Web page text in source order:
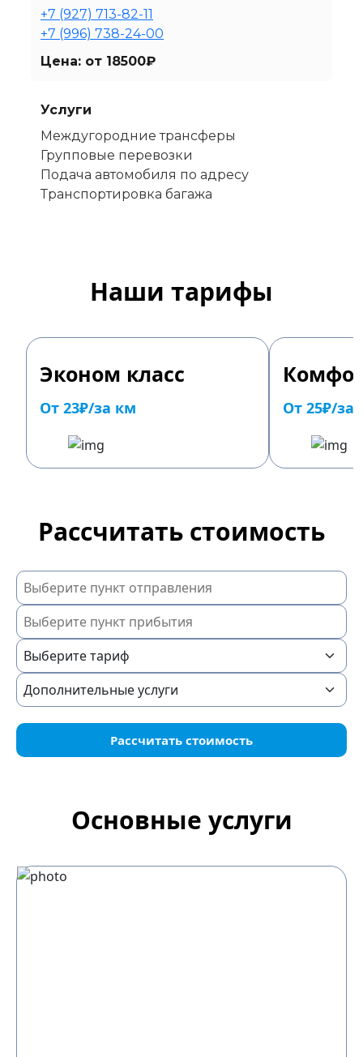
+7 (927) 713-82-11
+7 (996) 738-24-00
Цена: от 18500₽
Услуги
Междугородние трансферы
Групповые перевозки
Подача автомобиля по адресу
Транспортировка багажа
Наши тарифы
Эконом класс
От 23₽/за км От 25₽/за
Рассчитать стоимость
Рассчитать стоимость
Основные услуги